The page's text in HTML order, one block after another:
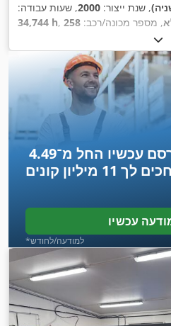
, שנת ייצור: 2000, שעות עבודה:
34,744 h
, מספר מכונה/רכב: 258
כולל:
מ"מ, קוטר הכלי:89 מ"מ ,
לך 11 מיליון קונים
עכשיו
*למודעה/לחודש